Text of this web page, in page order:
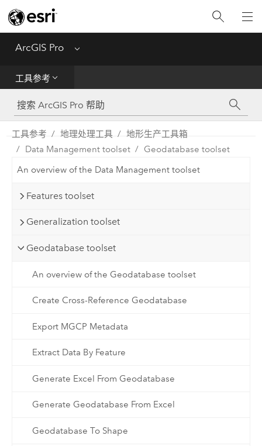
ArcGIS Pro Menu
工具参考
工具参考
Python
SDK
工具参考 地理处理工具
地形生产工具箱
Data Management toolset
Geodatabase toolset
An overview of the Data Management toolset
Features toolset
Generalization toolset
Geodatabase toolset
An overview of the Geodatabase toolset
Create Cross-Reference Geodatabase
Export MGCP Metadata
Extract Data By Feature
Generate Excel From Geodatabase
Generate Geodatabase From Excel
Geodatabase To Shape